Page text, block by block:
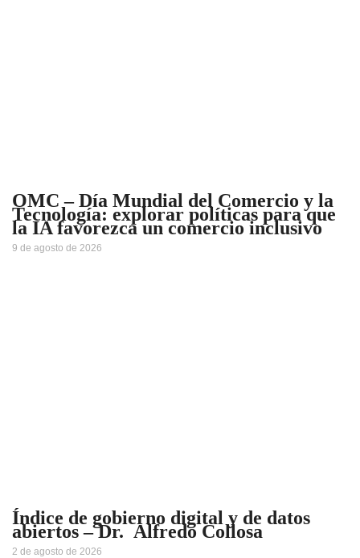
OMC – Día Mundial del Comercio y la
Tecnología: explorar políticas para que
la IA favorezca un comercio inclusivo
9 de agosto de 2026
Índice de gobierno digital y de datos
abiertos – Dr. Alfredo Collosa
2 de agosto de 2026